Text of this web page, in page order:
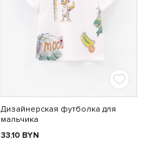
Дизайнерская футболка для
мальчика
33.10 BYN